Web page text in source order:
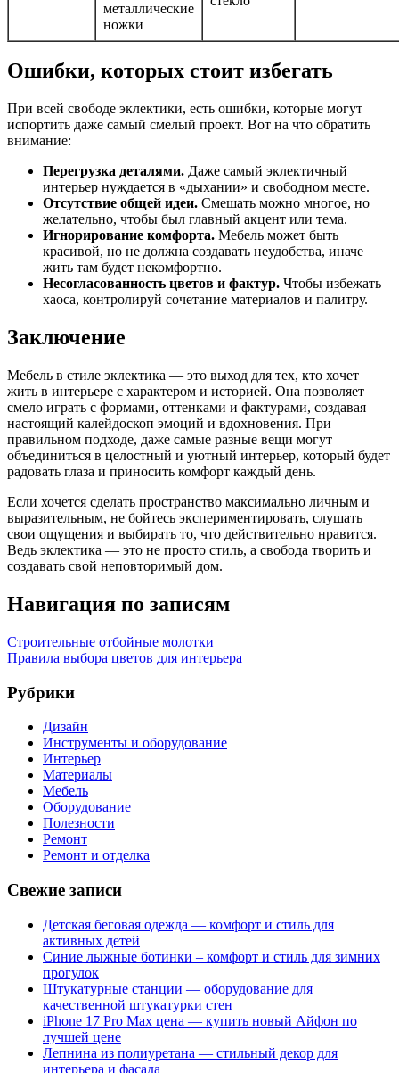
металлические
ножки
Ошибки, которых стоит избегать
При всей свободе эклектики, есть ошибки, которые могут
испортить даже самый смелый проект. Вот на что обратить
внимание:
Перегрузка деталями. Даже самый эклектичный
интерьер нуждается в «дыхании» и свободном месте.
Отсутствие общей идеи. Смешать можно многое, но
желательно, чтобы был главный акцент или тема.
Игнорирование комфорта. Мебель может быть
красивой, но не должна создавать неудобства, иначе
жить там будет некомфортно.
Несогласованность цветов и фактур. Чтобы избежать
хаоса, контролируй сочетание материалов и палитру.
Заключение
Мебель в стиле эклектика — это выход для тех, кто хочет
жить в интерьере с характером и историей. Она позволяет
смело играть с формами, оттенками и фактурами, создавая
настоящий калейдоскоп эмоций и вдохновения. При
правильном подходе, даже самые разные вещи могут
объединиться в целостный и уютный интерьер, который будет
радовать глаза и приносить комфорт каждый день.
Если хочется сделать пространство максимально личным и
выразительным, не бойтесь экспериментировать, слушать
свои ощущения и выбирать то, что действительно нравится.
Ведь эклектика — это не просто стиль, а свобода творить и
создавать свой неповторимый дом.
Навигация по записям
Строительные отбойные молотки
Правила выбора цветов для интерьера
Рубрики
Дизайн
Инструменты и оборудование
Интерьер
Материалы
Мебель
Оборудование
Полезности
Ремонт
Ремонт и отделка
Свежие записи
Детская беговая одежда — комфорт и стиль для
активных детей
Синие лыжные ботинки – комфорт и стиль для зимних
прогулок
Штукатурные станции — оборудование для
качественной штукатурки стен
iPhone 17 Pro Max цена — купить новый Айфон по
лучшей цене
Лепнина из полиуретана — стильный декор для
интерьера и фасада